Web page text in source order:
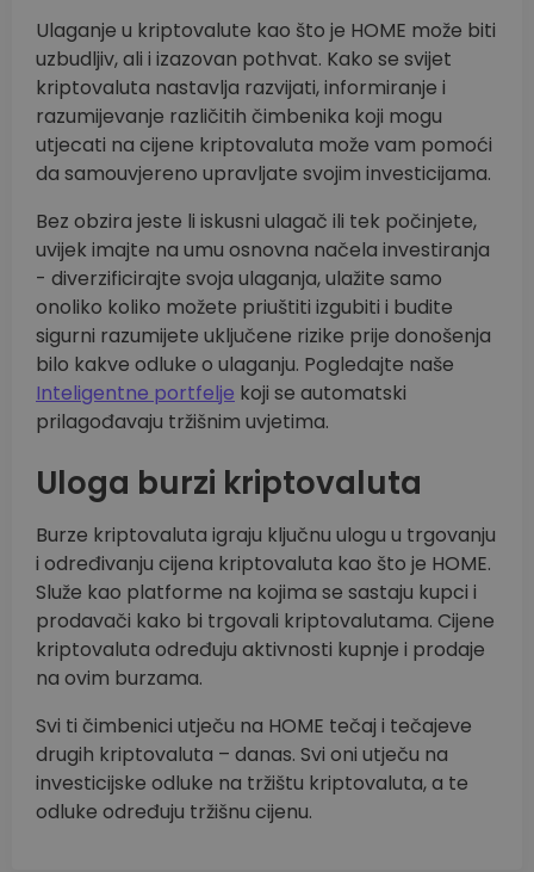
Ulaganje u kriptovalute kao što je HOME može biti
uzbudljiv, ali i izazovan pothvat. Kako se svijet
kriptovaluta nastavlja razvijati, informiranje i
razumijevanje različitih čimbenika koji mogu
utjecati na cijene kriptovaluta može vam pomoći
da samouvjereno upravljate svojim investicijama.
Bez obzira jeste li iskusni ulagač ili tek počinjete,
uvijek imajte na umu osnovna načela investiranja
- diverzificirajte svoja ulaganja, ulažite samo
onoliko koliko možete priuštiti izgubiti i budite
sigurni razumijete uključene rizike prije donošenja
bilo kakve odluke o ulaganju. Pogledajte naše
Inteligentne portfelje koji se automatski
prilagođavaju tržišnim uvjetima.
Uloga burzi kriptovaluta
Burze kriptovaluta igraju ključnu ulogu u trgovanju
i određivanju cijena kriptovaluta kao što je HOME.
Služe kao platforme na kojima se sastaju kupci i
prodavači kako bi trgovali kriptovalutama. Cijene
kriptovaluta određuju aktivnosti kupnje i prodaje
na ovim burzama.
Svi ti čimbenici utječu na HOME tečaj i tečajeve
drugih kriptovaluta – danas. Svi oni utječu na
investicijske odluke na tržištu kriptovaluta, a te
odluke određuju tržišnu cijenu.